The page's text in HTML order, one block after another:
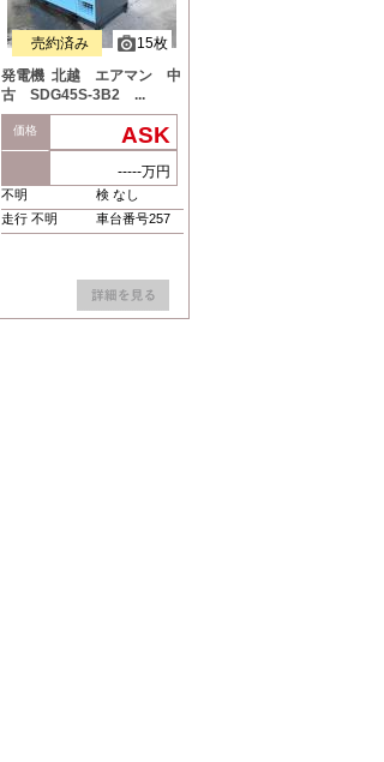
15枚
売約済み
発電機 北越 エアマン 中
古 SDG45S-3B2 ...
価格 ASK
-----万円
不明
検 なし
走行 不明
車台番号257